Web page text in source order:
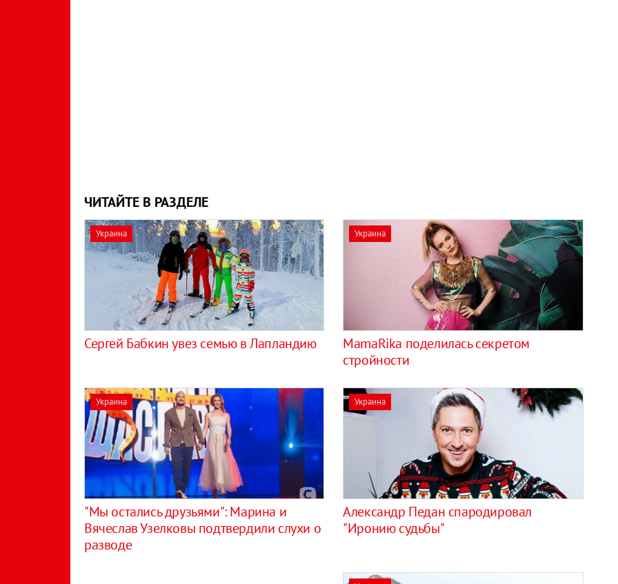
ЧИТАЙТЕ В РАЗДЕЛЕ
Украина
Сергей Бабкин увез семью в Лапландию
Украина
MamaRika поделилась секретом
стройности
Украина
"Мы остались друзьями": Марина и
Вячеслав Узелковы подтвердили слухи о
разводе
Украина
Александр Педан спародировал
"Иронию судьбы"